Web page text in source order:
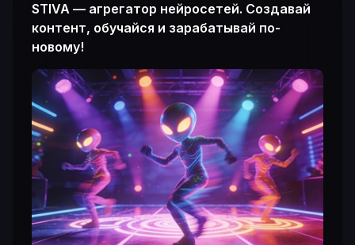
STIVA — агрегатор нейросетей. Создавай
контент, обучайся и зарабатывай по-
новому!